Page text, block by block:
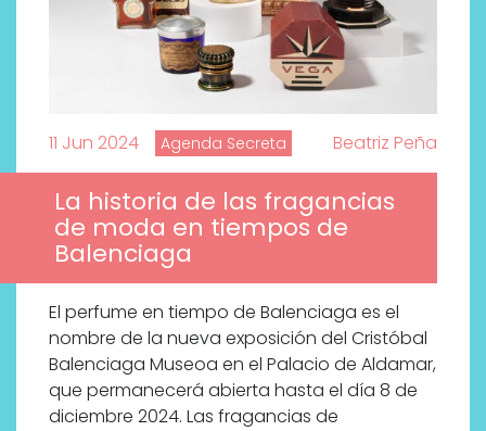
11 Jun 2024 Agenda Secreta Beatriz Peña
La historia de las fragancias
de moda en tiempos de
Balenciaga
El perfume en tiempo de Balenciaga es el
nombre de la nueva exposición del Cristóbal
Balenciaga Museoa en el Palacio de Aldamar,
que permanecerá abierta hasta el día 8 de
diciembre 2024. Las fragancias de